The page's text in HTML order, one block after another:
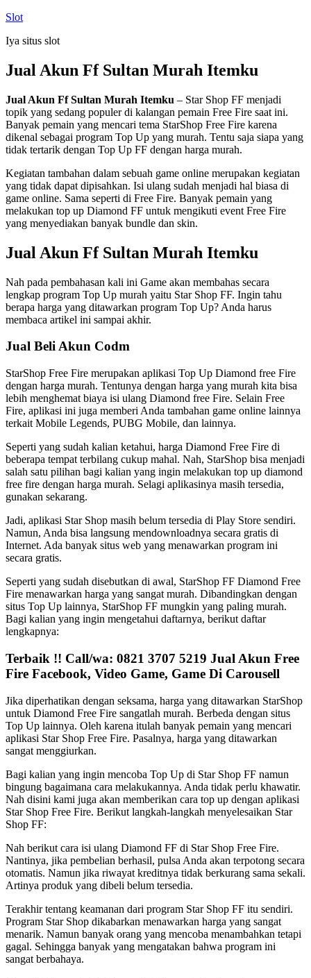
Skip
content
Slot
Iya situs slot
Jual Akun Ff Sultan Murah Itemku
Jual Akun Ff Sultan Murah Itemku – Star Shop FF menjadi
topik yang sedang populer di kalangan pemain Free Fire saat ini.
Banyak pemain yang mencari tema StarShop Free Fire karena
dikenal sebagai program Top Up yang murah. Tentu saja siapa yang
tidak tertarik dengan Top Up FF dengan harga murah.
Kegiatan tambahan dalam sebuah game online merupakan kegiatan
yang tidak dapat dipisahkan. Isi ulang sudah menjadi hal biasa di
game online. Sama seperti di Free Fire. Banyak pemain yang
melakukan top up Diamond FF untuk mengikuti event Free Fire
yang menyediakan banyak bundle dan skin.
Jual Akun Ff Sultan Murah Itemku
Nah pada pembahasan kali ini Game akan membahas secara
lengkap program Top Up murah yaitu Star Shop FF. Ingin tahu
berapa harga yang ditawarkan program Top Up? Anda harus
membaca artikel ini sampai akhir.
Jual Beli Akun Codm
StarShop Free Fire merupakan aplikasi Top Up Diamond free Fire
dengan harga murah. Tentunya dengan harga yang murah kita bisa
lebih menghemat biaya isi ulang Diamond free Fire. Selain Free
Fire, aplikasi ini juga memberi Anda tambahan game online lainnya
terkait Mobile Legends, PUBG Mobile, dan lainnya.
Seperti yang sudah kalian ketahui, harga Diamond Free Fire di
beberapa tempat terbilang cukup mahal. Nah, StarShop bisa menjadi
salah satu pilihan bagi kalian yang ingin melakukan top up diamond
free fire dengan harga murah. Selagi aplikasinya masih tersedia,
gunakan sekarang.
Jadi, aplikasi Star Shop masih belum tersedia di Play Store sendiri.
Namun, Anda bisa langsung mendownloadnya secara gratis di
Internet. Ada banyak situs web yang menawarkan program ini
secara gratis.
Seperti yang sudah disebutkan di awal, StarShop FF Diamond Free
Fire menawarkan harga yang sangat murah. Dibandingkan dengan
situs Top Up lainnya, StarShop FF mungkin yang paling murah.
Bagi kalian yang ingin mengetahui daftarnya, berikut daftar
lengkapnya:
Terbaik !! Call/wa: 0821 3707 5219 Jual Akun Free
Fire Facebook, Video Game, Game Di Carousell
Jika diperhatikan dengan seksama, harga yang ditawarkan StarShop
untuk Diamond Free Fire sangatlah murah. Berbeda dengan situs
Top Up lainnya. Oleh karena itulah banyak pemain yang mencari
aplikasi Star Shop Free Fire. Pasalnya, harga yang ditawarkan
sangat menggiurkan.
Bagi kalian yang ingin mencoba Top Up di Star Shop FF namun
bingung bagaimana cara melakukannya. Anda tidak perlu khawatir.
Nah disini kami juga akan memberikan cara top up dengan aplikasi
Star Shop Free Fire. Berikut langkah-langkah menyelesaikan Star
Shop FF:
Nah berikut cara isi ulang Diamond FF di Star Shop Free Fire.
Nantinya, jika pembelian berhasil, pulsa Anda akan terpotong secara
otomatis. Namun jika riwayat kreditnya tidak berkurang sama sekali.
Artinya produk yang dibeli belum tersedia.
Terakhir tentang keamanan dari program Star Shop FF itu sendiri.
Program Star Shop dikabarkan menawarkan harga yang sangat
menarik. Namun banyak orang yang mencoba menambahkan tetapi
gagal. Sehingga banyak yang mengatakan bahwa program ini
sangat berbahaya.